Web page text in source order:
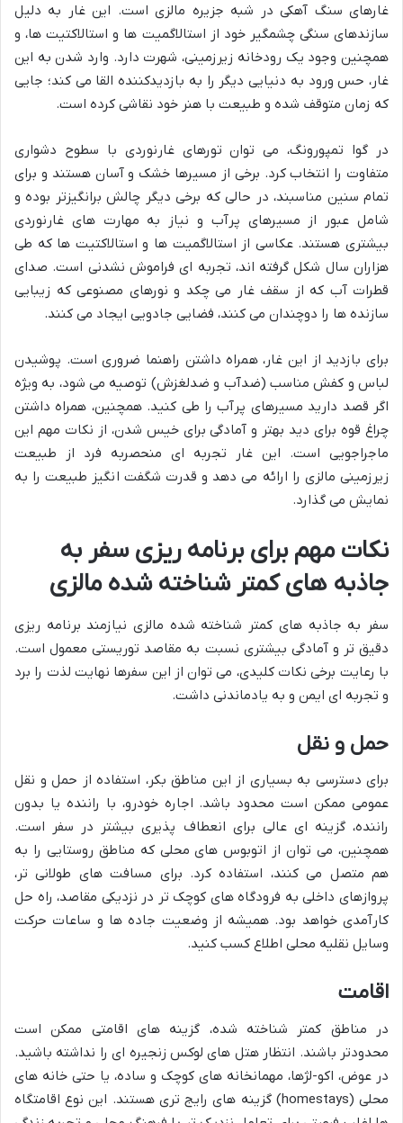
غارهای سنگ آهکی در شبه جزیره مالزی است. این غار به دلیل
سازندهای سنگی چشمگیر خود از استالاگمیت ها و استالاکتیت ها، و
همچنین وجود یک رودخانه زیرزمینی، شهرت دارد. وارد شدن به این
غار، حس ورود به دنیایی دیگر را به بازدیدکننده القا می کند؛ جایی
که زمان متوقف شده و طبیعت با هنر خود نقاشی کرده است.
در گوا تمپورونگ، می توان تورهای غارنوردی با سطوح دشواری
متفاوت را انتخاب کرد. برخی از مسیرها خشک و آسان هستند و برای
تمام سنین مناسبند، در حالی که برخی دیگر چالش برانگیزتر بوده و
شامل عبور از مسیرهای پرآب و نیاز به مهارت های غارنوردی
بیشتری هستند. عکاسی از استالاگمیت ها و استالاکتیت ها که طی
هزاران سال شکل گرفته اند، تجربه ای فراموش نشدنی است. صدای
قطرات آب که از سقف غار می چکد و نورهای مصنوعی که زیبایی
سازنده ها را دوچندان می کنند، فضایی جادویی ایجاد می کنند.
برای بازدید از این غار، همراه داشتن راهنما ضروری است. پوشیدن
لباس و کفش مناسب (ضدآب و ضدلغزش) توصیه می شود، به ویژه
اگر قصد دارید مسیرهای پرآب را طی کنید. همچنین، همراه داشتن
چراغ قوه برای دید بهتر و آمادگی برای خیس شدن، از نکات مهم این
ماجراجویی است. این غار تجربه ای منحصربه فرد از طبیعت
زیرزمینی مالزی را ارائه می دهد و قدرت شگفت انگیز طبیعت را به
نمایش می گذارد.
نکات مهم برای برنامه ریزی سفر به
جاذبه های کمتر شناخته شده مالزی
سفر به جاذبه های کمتر شناخته شده مالزی نیازمند برنامه ریزی
دقیق تر و آمادگی بیشتری نسبت به مقاصد توریستی معمول است.
با رعایت برخی نکات کلیدی، می توان از این سفرها نهایت لذت را برد
و تجربه ای ایمن و به یادماندنی داشت.
حمل و نقل
برای دسترسی به بسیاری از این مناطق بکر، استفاده از حمل و نقل
عمومی ممکن است محدود باشد. اجاره خودرو، با راننده یا بدون
راننده، گزینه ای عالی برای انعطاف پذیری بیشتر در سفر است.
همچنین، می توان از اتوبوس های محلی که مناطق روستایی را به
هم متصل می کنند، استفاده کرد. برای مسافت های طولانی تر،
پروازهای داخلی به فرودگاه های کوچک تر در نزدیکی مقاصد، راه حل
کارآمدی خواهد بود. همیشه از وضعیت جاده ها و ساعات حرکت
وسایل نقلیه محلی اطلاع کسب کنید.
اقامت
در مناطق کمتر شناخته شده، گزینه های اقامتی ممکن است
محدودتر باشند. انتظار هتل های لوکس زنجیره ای را نداشته باشید.
در عوض، اکو-لژها، مهمانخانه های کوچک و ساده، یا حتی خانه های
محلی (homestays) گزینه های رایج تری هستند. این نوع اقامتگاه